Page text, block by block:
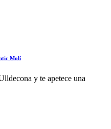
Molí
y te apetece una